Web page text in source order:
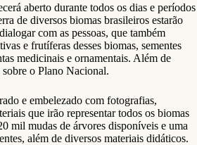
aberto durante todos os dias e períodos
de diversos biomas brasileiros estarão
com as pessoas, que também
e frutíferas desses biomas, sementes
medicinais e ornamentais. Além de
o Plano Nacional.
e embelezado com fotografias,
que irão representar todos os biomas
mil mudas de árvores disponíveis e uma
além de diversos materiais didáticos.